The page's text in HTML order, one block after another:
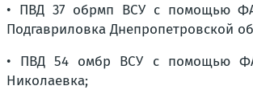
• ПВД 37 обрмп ВСУ с помощью
Подгавриловка Днепропетровской
• ПВД 54 омбр ВСУ с помощью
Николаевка;